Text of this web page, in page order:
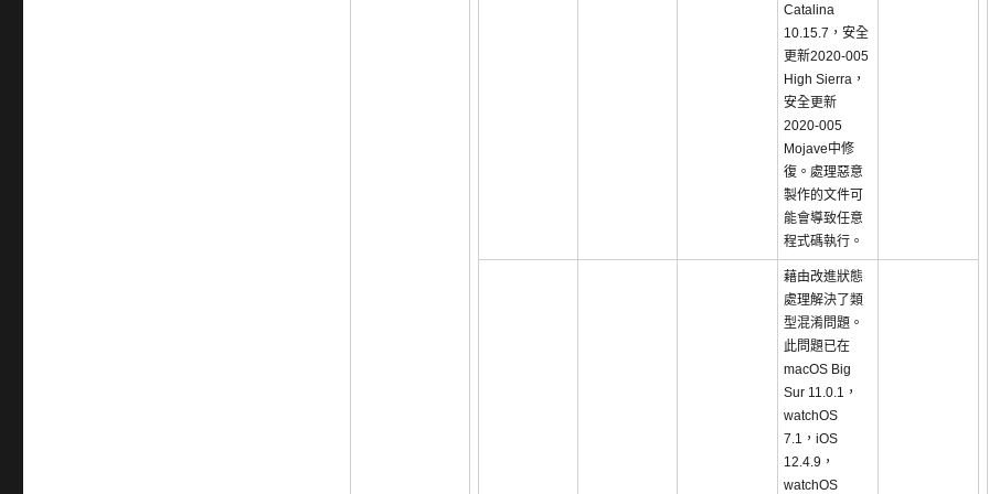
Catalina
10.15.7，安全
更新2020-005
High Sierra，
安全更新
2020-005
Mojave中修
復。處理惡意
製作的文件可
能會導致任意
程式碼執行。
藉由改進狀態
處理解決了類
型混淆問題。
此問題已在
macOS Big
Sur 11.0.1，
watchOS
7.1，iOS
12.4.9，
watchOS